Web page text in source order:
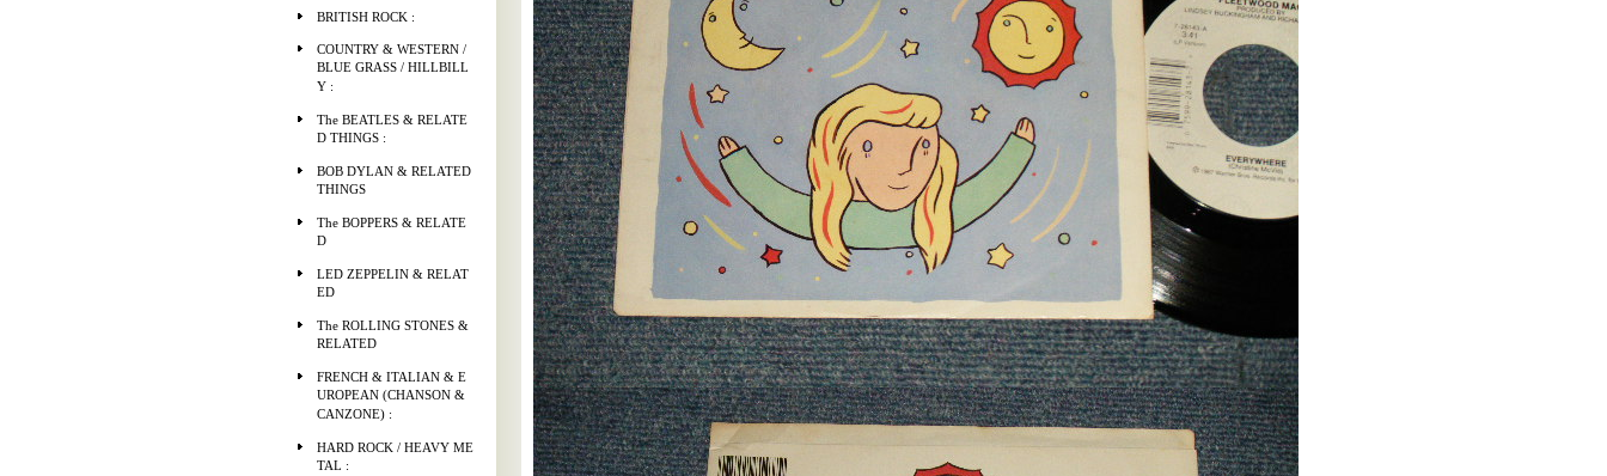
BRITISH ROCK :
COUNTRY & WESTERN /
BLUE GRASS / HILLBILL
Y :
The BEATLES & RELATE
D THINGS :
BOB DYLAN & RELATED
THINGS
The BOPPERS & RELATE
D
LED ZEPPELIN & RELAT
ED
The ROLLING STONES &
RELATED
FRENCH & ITALIAN & E
UROPEAN (CHANSON &
CANZONE) :
HARD ROCK / HEAVY ME
TAL :